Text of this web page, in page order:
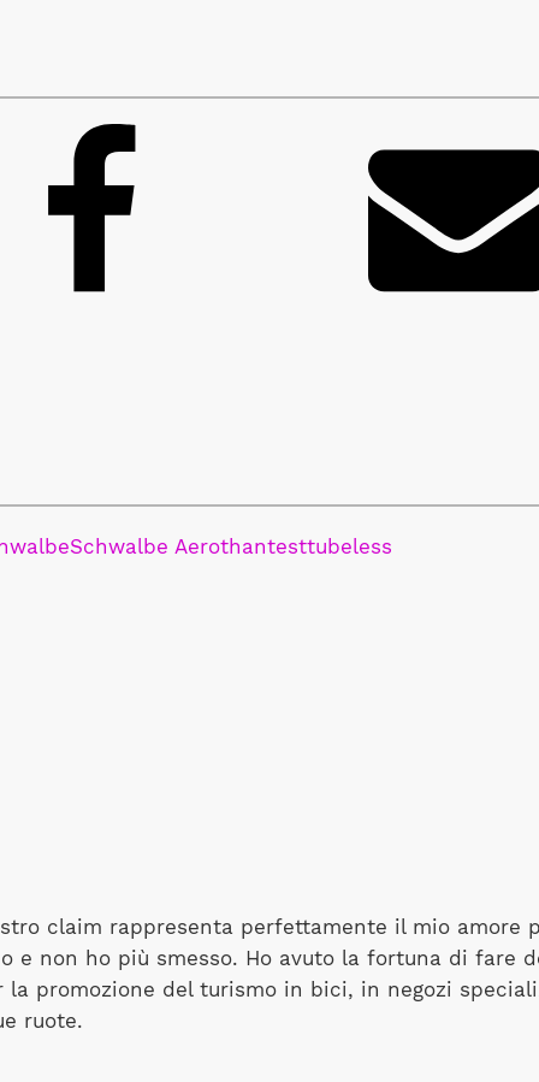
Schwalbe Aerothantesttubeless
claim rappresenta perfettamente il mio amore
e non ho più smesso. Ho avuto la fortuna di fare
promozione del turismo in bici, in negozi
ruote.